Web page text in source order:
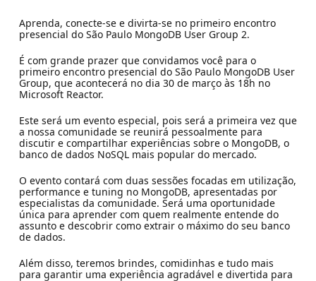
Aprenda, conecte-se e divirta-se no primeiro encontro
presencial do São Paulo MongoDB User Group 2.
É com grande prazer que convidamos você para o
primeiro encontro presencial do São Paulo MongoDB User
Group, que acontecerá no dia 30 de março às 18h no
Microsoft Reactor.
Este será um evento especial, pois será a primeira vez que
a nossa comunidade se reunirá pessoalmente para
discutir e compartilhar experiências sobre o MongoDB, o
banco de dados NoSQL mais popular do mercado.
O evento contará com duas sessões focadas em utilização,
performance e tuning no MongoDB, apresentadas por
especialistas da comunidade. Será uma oportunidade
única para aprender com quem realmente entende do
assunto e descobrir como extrair o máximo do seu banco
de dados.
Além disso, teremos brindes, comidinhas e tudo mais
para garantir uma experiência agradável e divertida para